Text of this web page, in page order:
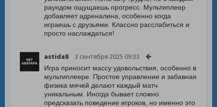
раундом ощущаешь прогресс. Мультиплеер
добавляет адреналина, особенно когда
играешь с друзьями. Классно расслабиться и
просто наслаждаться!
astida8 3 сентября 2025 09:33
Игра приносит массу удовольствия, особенно в
мультиплеере. Простое управление и забавная
физика мячей делают каждый матч
уникальным. Иногда бывает сложно
предсказать поведение игроков, но именно это